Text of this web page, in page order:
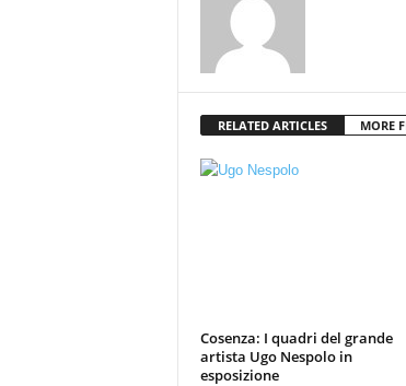
RELATED ARTICLES MORE
Cosenza: I quadri del grande
artista Ugo Nespolo in
esposizione